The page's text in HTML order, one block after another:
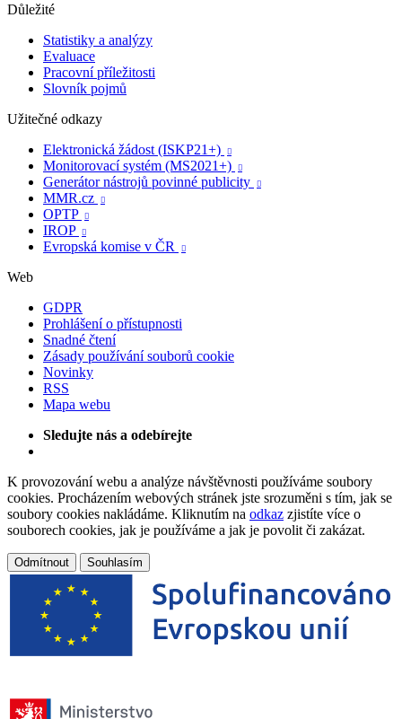
Důležité
Statistiky a analýzy
Evaluace
Pracovní příležitosti
Slovník pojmů
Užitečné odkazy
Elektronická žádost (ISKP21+)

Monitorovací systém (MS2021+) 
Generátor nástrojů povinné publicity 
MMR.cz 
OPTP 
IROP 
Evropská komise v ČR 
Web
GDPR
Prohlášení o přístupnosti
Snadné čtení
Zásady používání souborů cookie
Novinky
RSS
Mapa webu
Sledujte nás a odebírejte
K provozování webu a analýze návštěvnosti používáme soubory
cookies. Procházením webových stránek jste srozuměni s tím, jak se
soubory cookies nakládáme. Kliknutím na odkaz zjistíte více o
souborech cookies, jak je používáme a jak je povolit či zakázat.
Odmítnout Souhlasím